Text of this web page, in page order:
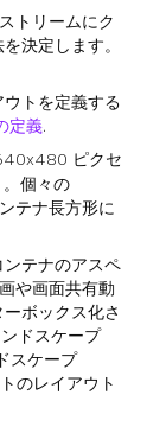
トリームにク
決定します。
トを定義する
定義.
ピクセ
個々の
テナ長方形に
テナのアスペ
や画面共有動
ボックス化さ
ドスケープ
スケープ
のレイアウト